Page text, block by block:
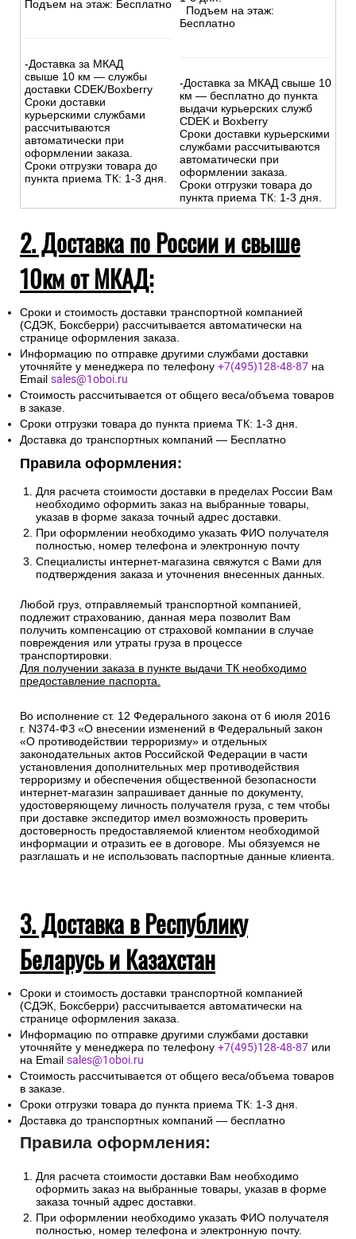
Подъем на этаж: Бесплатно
-Доставка за МКАД
свыше 10 км — службы
доставки CDEK/Boxberry
Сроки доставки
курьерскими службами
рассчитываются
автоматически при
оформлении заказа.
Сроки отгрузки товара до
пункта приема ТК: 1-3 дня.
Подъем на этаж:
Бесплатно
-Доставка за МКАД свыше 10
км — бесплатно до пункта
выдачи курьерских служб
CDEK и Boxberry
Сроки доставки курьерскими
службами рассчитываются
автоматически при
оформлении заказа.
Сроки отгрузки товара до
пункта приема ТК: 1-3 дня.
2. Доставка по России и свыше
10км от МКАД:
Сроки и стоимость доставки транспортной компанией
(СДЭК, Боксберри) рассчитывается автоматически на
странице оформления заказа.
Информацию по отправке другими службами доставки
уточняйте у менеджера по телефону +7(495)128-48-87 на
Email sales@1oboi.ru
Стоимость рассчитывается от общего веса/объема товаров
в заказе.
Сроки отгрузки товара до пункта приема ТК: 1-3 дня.
Доставка до транспортных компаний — Бесплатно
Правила оформления:
Для расчета стоимости доставки в пределах России Вам
необходимо оформить заказ на выбранные товары,
указав в форме заказа точный адрес доставки.
При оформлении необходимо указать ФИО получателя
полностью, номер телефона и электронную почту
Специалисты интернет-магазина свяжутся с Вами для
подтверждения заказа и уточнения внесенных данных.
Любой груз, отправляемый транспортной компанией,
подлежит страхованию, данная мера позволит Вам
получить компенсацию от страховой компании в случае
повреждения или утраты груза в процессе
транспортировки.
Для получении заказа в пункте выдачи ТК необходимо
предоставление паспорта.
Во исполнение ст. 12 Федерального закона от 6 июля 2016
г. N374-ФЗ «О внесении изменений в Федеральный закон
«О противодействии терроризму» и отдельных
законодательных актов Российской Федерации в части
установления дополнительных мер противодействия
терроризму и обеспечения общественной безопасности
интернет-магазин запрашивает данные по документу,
удостоверяющему личность получателя груза, с тем чтобы
при доставке экспедитор имел возможность проверить
достоверность предоставляемой клиентом необходимой
информации и отразить ее в договоре. Мы обязуемся не
разглашать и не использовать паспортные данные клиента.
3. Доставка в Республику
Беларусь и Казахстан
Сроки и стоимость доставки транспортной компанией
(СДЭК, Боксберри) рассчитывается автоматически на
странице оформления заказа.
Информацию по отправке другими службами доставки
уточняйте у менеджера по телефону +7(495)128-48-87 или
на Email sales@1oboi.ru
Стоимость рассчитывается от общего веса/объема товаров
в заказе.
Сроки отгрузки товара до пункта приема ТК: 1-3 дня.
Доставка до транспортных компаний — бесплатно
Правила оформления:
Для расчета стоимости доставки Вам необходимо
оформить заказ на выбранные товары, указав в форме
заказа точный адрес доставки.
При оформлении необходимо указать ФИО получателя
полностью, номер телефона и электронную почту.